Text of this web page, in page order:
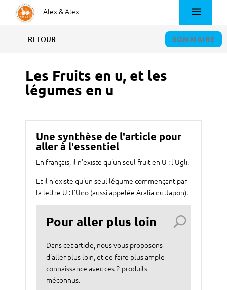
Alex & Alex
RETOUR SOMMAIRE
Les Fruits en u, et les
légumes en u
Une synthèse de l'article pour
aller à l'essentiel
En français, il n'existe qu'un seul fruit en U : l'Ugli.
Et il n'existe qu'un seul légume commençant par
la lettre U : l'Udo (aussi appelée Aralia du Japon).
Pour aller plus loin
Dans cet article, nous vous proposons
d'aller plus loin, et de faire plus ample
connaissance avec ces 2 produits
méconnus.